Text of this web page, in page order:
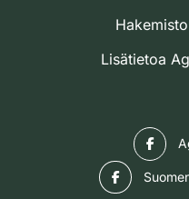
Lisätietoa